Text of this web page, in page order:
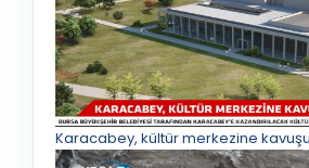
Karacabey, kültür merkezine